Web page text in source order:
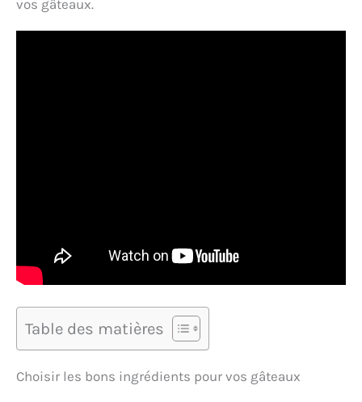
vos gâteaux.
Table des matières
Choisir les bons ingrédients pour vos gâteaux